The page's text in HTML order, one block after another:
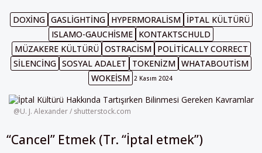
DOXING GASLIGHTING HYPERMORALISM
İPTAL KÜLTÜRÜ
ISLAMO-GAUCHISME KONTAKTSCHULD
MÜZAKERE KÜLTÜRÜ OSTRACISM
POLITICALLY CORRECT
SILENCING SOSYAL ADALET TOKENIZM WHATABOUTISM
WOKEISM 2 Kasım 2024
@U. J. Alexander / shutterstock.com
“Cancel” Etmek (Tr. “İptal etmek”)